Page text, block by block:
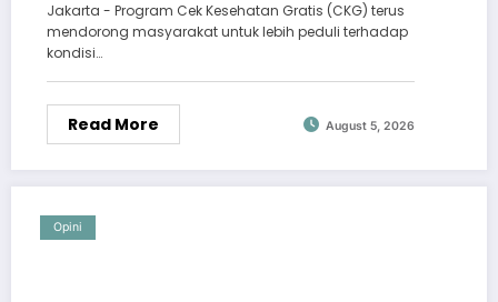
Jakarta - Program Cek Kesehatan Gratis (CKG) terus
mendorong masyarakat untuk lebih peduli terhadap
kondisi…
Read More August 5, 2026
Opini